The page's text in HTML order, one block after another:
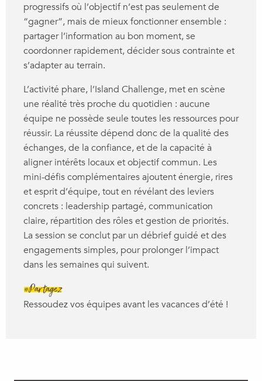
progressifs où l’objectif n’est pas seulement de
“gagner”, mais de mieux fonctionner ensemble :
partager l’information au bon moment, se
coordonner rapidement, décider sous contrainte et
s’adapter au terrain.
L’activité phare, l’Island Challenge, met en scène
une réalité très proche du quotidien : aucune
équipe ne possède seule toutes les ressources pour
réussir. La réussite dépend donc de la qualité des
échanges, de la confiance, et de la capacité à
aligner intérêts locaux et objectif commun. Les
mini-défis complémentaires ajoutent énergie, rires
et esprit d’équipe, tout en révélant des leviers
concrets : leadership partagé, communication
claire, répartition des rôles et gestion de priorités.
La session se conclut par un débrief guidé et des
engagements simples, pour prolonger l’impact
dans les semaines qui suivent.
#Partagez
Ressoudez vos équipes avant les vacances d’été !